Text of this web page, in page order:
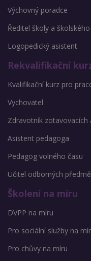
Výchovný poradce
Ředitel školy a
Logopedický asistent
Rekvalifikační
Kvalifikační kurz pro
Vychovatel
Zdravotník zotavovacích
Asistent pedagoga
Pedagog volného času
Učitel odborných
Školení na míru
DVPP na míru
Pro sociální služby na
Pro chůvy na míru